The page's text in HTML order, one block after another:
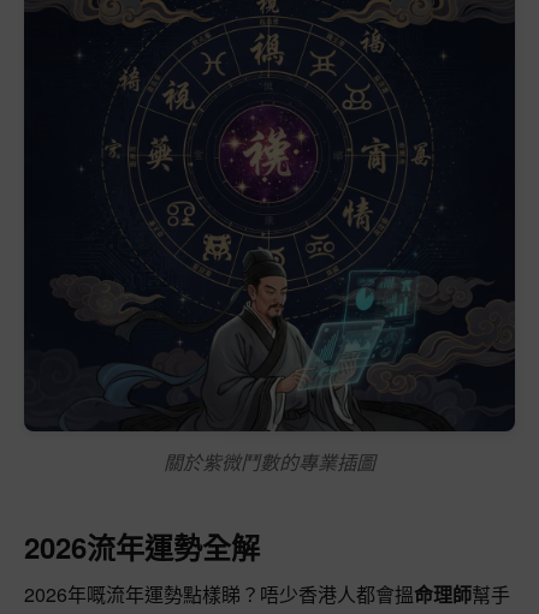
關於紫微鬥數的專業插圖
2026流年運勢全解
2026年嘅流年運勢點樣睇？唔少香港人都會搵命理師幫手